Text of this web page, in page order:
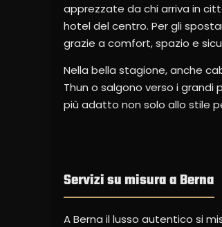
apprezzate da chi arriva in
hotel del centro. Per gli
grazie a comfort, spazio e
Nella bella stagione, anche
Thun o salgono verso i grandi
più adatto non solo allo stile
Servizi su misura a Berna
A Berna il lusso autentico si